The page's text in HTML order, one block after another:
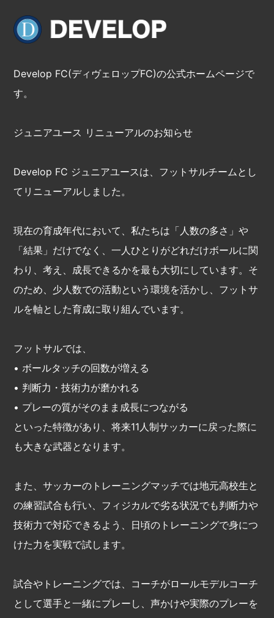
Develop FC(ディヴェロップFC)の公式ホームページで
す。
ジュニアユース リニューアルのお知らせ
Develop FC ジュニアユースは、フットサルチームとし
てリニューアルしました。
現在の育成年代において、私たちは「人数の多さ」や
「結果」だけでなく、一人ひとりがどれだけボールに関
わり、考え、成長できるかを最も大切にしています。そ
のため、少人数での活動という環境を活かし、フットサ
ルを軸とした育成に取り組んでいます。
フットサルでは、
• ボールタッチの回数が増える
• 判断力・技術力が磨かれる
• プレーの質がそのまま成長につながる
といった特徴があり、将来11人制サッカーに戻った際に
も大きな武器となります。
また、サッカーのトレーニングマッチでは地元高校生と
の練習試合も行い、フィジカルで劣る状況でも判断力や
技術力で対応できるよう、日頃のトレーニングで身につ
けた力を実戦で試します。
試合やトレーニングでは、コーチがロールモデルコーチ
として選手と一緒にプレーし、声かけや実際のプレーを